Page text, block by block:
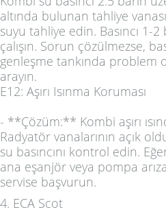
altında bulunan tahliye
suyu tahliye edin. Basıncı 1-
çalışın. Sorun çözülmezse,
genleşme tankında problem
arayın.
E12: Aşırı Isınma Koruması
- **Çözüm:** Kombi aşırı
Radyatör vanalarının açık
su basıncını kontrol edin.
ana eşanjör veya pompa
servise başvurun.
4. ECA Scot